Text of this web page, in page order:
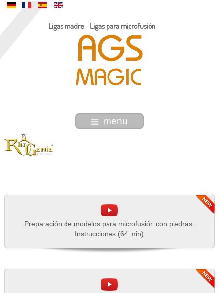
Ligas madre - Ligas para microfusión
menu
Preparación de modelos para microfusión con piedras.
Instrucciones (64 min)